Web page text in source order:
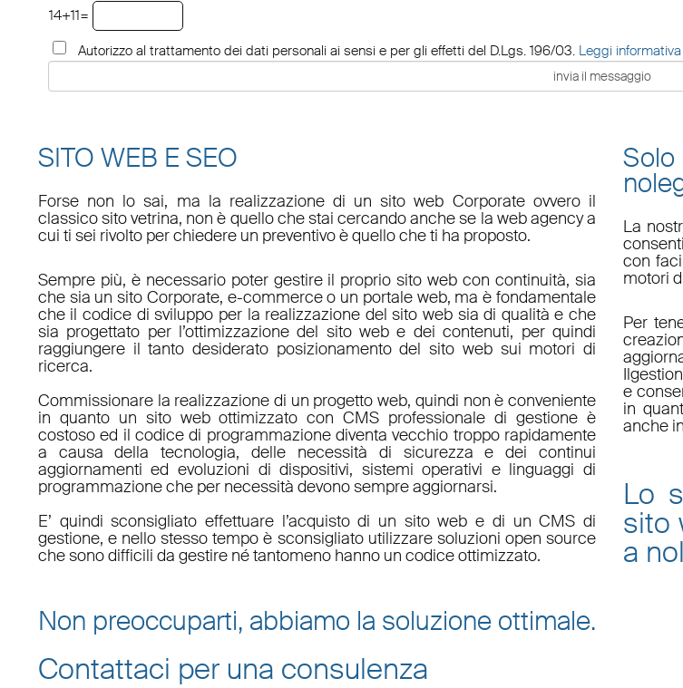
14+11=
Autorizzo al trattamento dei dati personali ai sensi e per gli effetti del D.Lgs. 196/03. Leggi
SITO WEB E SEO
Forse non lo sai, ma la realizzazione di un sito web Corporate ovvero il
classico sito vetrina, non è quello che stai cercando anche se la web agency a
cui ti sei rivolto per chiedere un preventivo è quello che ti ha proposto.
Sempre più, è necessario poter gestire il proprio sito web con continuità, sia
che sia un sito Corporate, e-commerce o un portale web, ma è fondamentale
che il codice di sviluppo per la realizzazione del sito web sia di qualità e che
sia progettato per l’ottimizzazione del sito web e dei contenuti, per quindi
raggiungere il tanto desiderato posizionamento del sito web sui motori di
ricerca.
Commissionare la realizzazione di un progetto web, quindi non è conveniente
in quanto un sito web ottimizzato con CMS professionale di gestione è
costoso ed il codice di programmazione diventa vecchio troppo rapidamente
a causa della tecnologia, delle necessità di sicurezza e dei continui
aggiornamenti ed evoluzioni di dispositivi, sistemi operativi e linguaggi di
programmazione che per necessità devono sempre aggiornarsi.
E’ quindi sconsigliato effettuare l’acquisto di un sito web e di un CMS di
gestione, e nello stesso tempo è sconsigliato utilizzare soluzioni open source
che sono difficili da gestire né tantomeno hanno un codice ottimizzato.
Non preoccuparti, abbiamo la soluzione ottimale.
Contattaci per una consulenza
La
con
motori
Per
Il
e
in
anche
Lo
sito
a